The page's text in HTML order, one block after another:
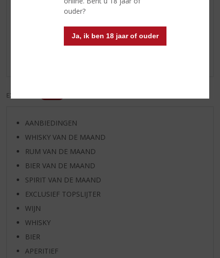
ouder?
Ja, ik ben 18 jaar of ouder
Reviews
Schrijf een review
EXCL. BTW
AANBIEDINGEN
WHISKY VAN DE MAAND
RUM VAN DE MAAND
BIER VAN DE MAAND
SPIRIT VAN DE MAAND
EXCLUSIEF TOPSLIJTER
WIJN
WHISKY
BIER
APERITIEF